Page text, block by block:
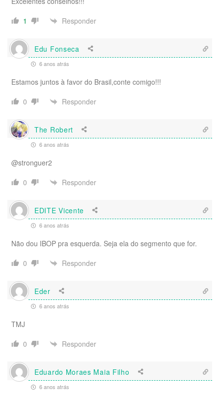
1
Responder
Edu Fonseca
6 anos atrás
Estamos juntos à favor do Brasil,conte comigo!!!
0
Responder
The Robert
6 anos atrás
@stronguer2
0
Responder
EDITE Vicente
6 anos atrás
Não dou IBOP pra esquerda. Seja ela do segmento que for.
0
Responder
Eder
6 anos atrás
TMJ
0
Responder
Eduardo Moraes Maia Filho
6 anos atrás